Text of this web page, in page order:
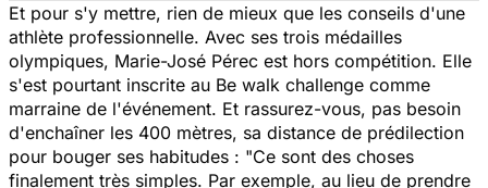
Et pour s'y mettre, rien de mieux que les conseils d'une
athlète professionnelle. Avec ses trois médailles
olympiques, Marie-José Pérec est hors compétition. Elle
s'est pourtant inscrite au Be walk challenge comme
marraine de l'événement. Et rassurez-vous, pas besoin
d'enchaîner les 400 mètres, sa distance de prédilection
pour bouger ses habitudes : "Ce sont des choses
finalement très simples. Par exemple, au lieu de prendre